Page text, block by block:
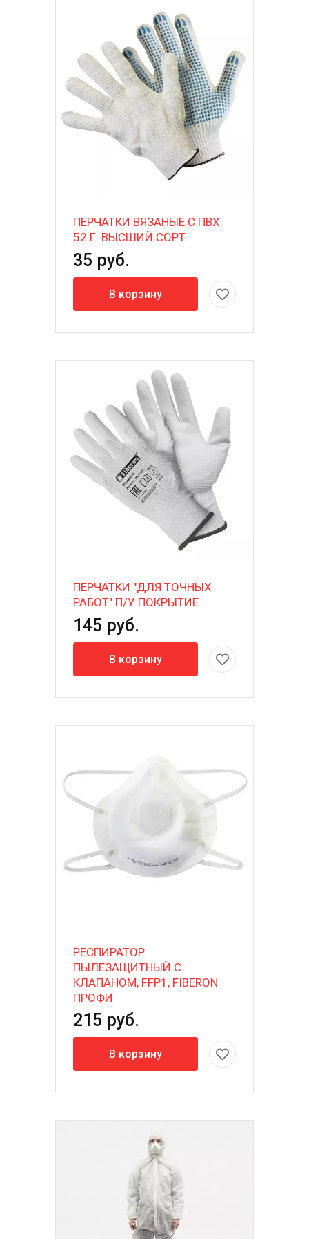
ПЕРЧАТКИ ВЯЗАНЫЕ С ПВХ
52 Г. ВЫСШИЙ СОРТ
35 руб.
В корзину
ПЕРЧАТКИ "ДЛЯ ТОЧНЫХ
РАБОТ" П/У ПОКРЫТИЕ
145 руб.
В корзину
РЕСПИРАТОР
ПЫЛЕЗАЩИТНЫЙ С
КЛАПАНОМ, FFP1, FIBERON
ПРОФИ
215 руб.
В корзину